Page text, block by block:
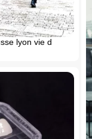
lyon vie d